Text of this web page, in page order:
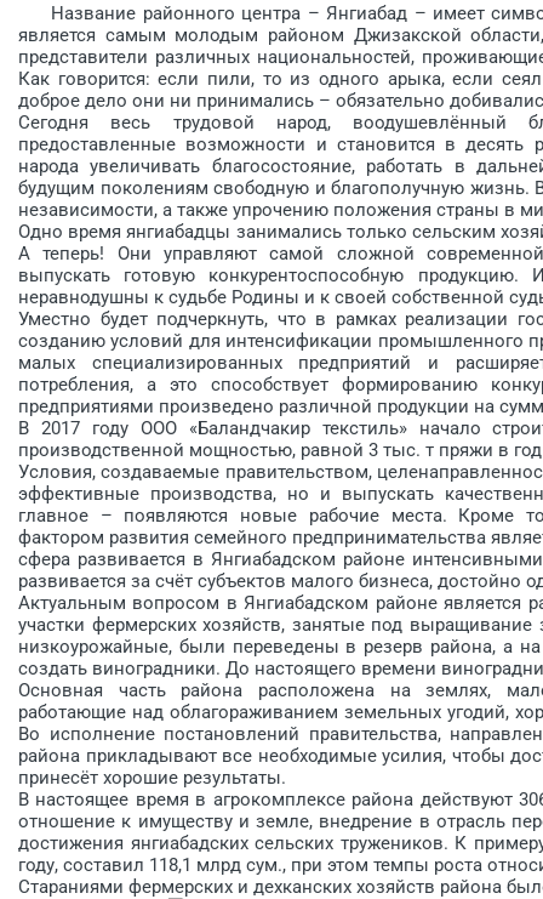
Название районного центра – Янгиабад – имеет
является самым молодым районом Джизакской
представители различных национальностей,
Как говорится: если пили, то из одного арыка, если
доброе дело они ни принимались – обязательно
Сегодня весь трудовой народ, воодушевлённый
предоставленные возможности и становится в десять
народа увеличивать благосостояние, работать в
будущим поколениям свободную и благополучную жизнь.
независимости, а также упрочению положения страны в
Одно время янгиабадцы занимались только сельским
А теперь! Они управляют самой сложной
выпускать готовую конкурентоспособную
неравнодушны к судьбе Родины и к своей собственной
Уместно будет подчеркнуть, что в рамках реализации
созданию условий для интенсификации промышленного
малых специализированных предприятий и
потребления, а это способствует формированию
предприятиями произведено различной продукции на
В 2017 году ООО «Баландчакир текстиль» начало
производственной мощностью, равной 3 тыс. т пряжи в
Условия, создаваемые правительством,
эффективные производства, но и выпускать
главное – появляются новые рабочие места. Кроме
фактором развития семейного предпринимательства
сфера развивается в Янгиабадском районе
развивается за счёт субъектов малого бизнеса, достойно
Актуальным вопросом в Янгиабадском районе является
участки фермерских хозяйств, занятые под
низкоурожайные, были переведены в резерв района, а
создать виноградники. До настоящего времени
Основная часть района расположена на землях,
работающие над облагораживанием земельных угодий,
Во исполнение постановлений правительства,
района прикладывают все необходимые усилия, чтобы
принесёт хорошие результаты.
В настоящее время в агрокомп­лексе района действуют
отношение к имуществу и земле, внедрение в отрасль
достижения янгиабадских сельских тружеников. К
году, составил 118,1 млрд сум., при этом темпы роста
Стараниями фермерских и дехканских хозяйств района